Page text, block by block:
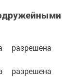
разрешена
разрешена